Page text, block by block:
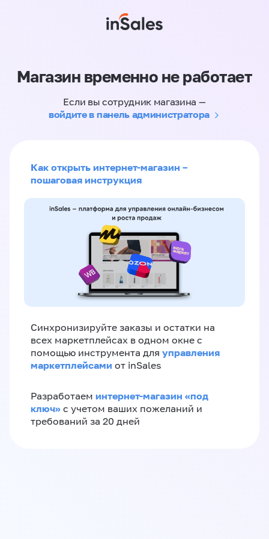
Магазин временно не работает
Если вы сотрудник магазина —
войдите в панель администратора
Как открыть интернет-магазин –
пошаговая инструкция
Синхронизируйте заказы и остатки на
всех маркетплейсах в одном окне с
помощью инструмента для управления
маркетплейсами от inSales
Разработаем интернет-магазин «‎под
ключ»‎ с учетом ваших пожеланий и
требований за 20 дней